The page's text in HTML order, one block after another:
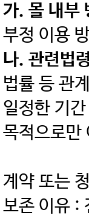
가. 몰 내부
부정 이용
나. 관련법
법률 등 관
일정한 기
목적으로만
계약 또는
보존 이유 :